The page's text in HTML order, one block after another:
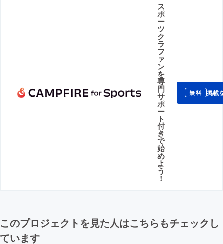
ス
ポ
ー
ツ
ク
ラ
フ
ァ
ン
を
専
門
サ
ポ
ー
ト
付
き
で
始
め
よ
う
！
無料 掲載
このプロジェクトを見た人はこちらもチェックし
ています